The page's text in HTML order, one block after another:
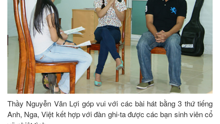
Thầy Nguyễn Văn Lợi góp vui với các bài hát bằng 3 thứ tiếng
Anh, Nga, Việt kết hợp với đàn ghi-ta được các bạn sinh viên cổ